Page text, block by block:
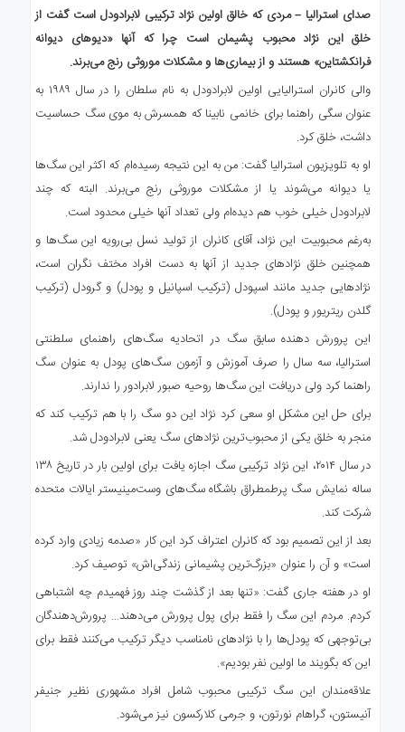
صدای استرالیا – مردی که خالق اولین نژاد ترکیبی لابرادودل است گفت از
خلق این نژاد محبوب پشیمان است چرا که آنها «دیوهای دیوانه
فرانکشتاین» هستند و از بیماری‌ها و مشکلات موروثی رنج می‌برند.
والی کانران استرالیایی اولین لابرادودل به نام سلطان را در سال ۱۹۸۹ به
عنوان سگی راهنما برای خانمی نابینا که همسرش به موی سگ حساسیت
داشت، خلق کرد.
او به تلویزیون استرالیا گفت:‌ من به این نتیجه رسیده‌ام که اکثر این سگ‌ها
یا دیوانه می‌شوند یا از مشکلات موروثی رنج می‌برند. البته که چند
لابرادودل خیلی خوب هم دیده‌ام ولی تعداد آنها خیلی محدود است.
به‌رغم محبوبیت این نژاد، آقای کانران از تولید نسل بی‌رویه این سگ‌ها و
همچنین خلق نژادهای جدید از آنها به دست افراد مختف نگران است،
نژادهایی جدید مانند اسپودل (ترکیب اسپانیل و پودل) و گرودل (ترکیب
گلدن ریتریور و پودل).
این پرورش‌ دهنده سابق سگ در اتحادیه سگ‌های راهنمای سلطنتی
استرالیا، سه سال را صرف آموزش و آزمون سگ‌های پودل به عنوان سگ
راهنما کرد ولی دریافت این سگ‌ها روحیه صبور لابرادور را ندارند.
برای حل این مشکل او سعی کرد نژاد این دو سگ را با هم ترکیب کند که
منجر به خلق یکی از محبوب‌ترین نژادهای سگ یعنی لابرادودل شد.
در سال ۲۰۱۴، این نژاد ترکیبی سگ اجازه یافت برای اولین بار در تاریخ ۱۳۸
ساله نمایش سگ پرطمطراق باشگاه سگ‌های وست‌مینیستر ایالات متحده
شرکت کند.
بعد از این تصمیم بود که کانران اعتراف کرد این کار «صدمه زیادی وارد کرده
است» و آن را عنوان «بزرگ‌ترین پشیمانی زندگی‌اش» توصیف کرد.
او در هفته جاری گفت: «تنها بعد از گذشت چند روز فهمیدم چه اشتباهی
کردم. مردم این سگ را فقط برای پول پرورش می‌دهند… پرورش‌دهندگان
بی‌توجهی که پودل‌ها را با ‌نژادهای نامناسب دیگر ترکیب می‌کنند فقط برای
این که بگویند ما اولین نفر بودیم».
علاقه‌مندان این سگ ترکیبی محبوب شامل افراد مشهوری نظیر جنیفر
آنیستون، گراهام نورتون، و جرمی کلارکسون نیز می‌شود.